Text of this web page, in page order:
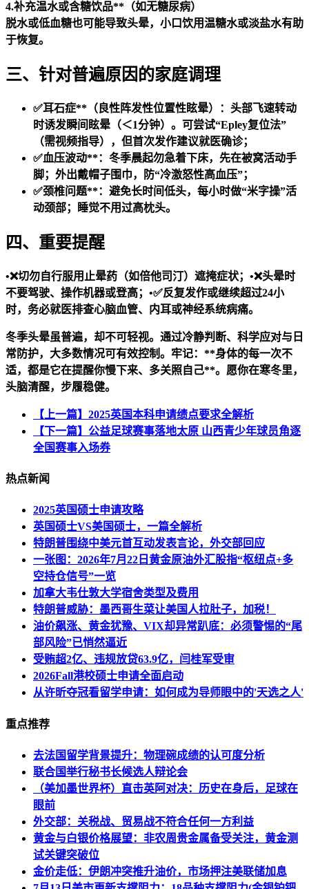
4.补充温水或含糖饮品**（如无糖尿病）
脱水或低血糖也可能导致头晕，小口饮用温糖水或淡盐水有助
于恢复。
三、针对普遍原因的家庭调理
✅耳石症**（良性阵发性位置性眩晕）：头部飞速转动
时诱发瞬间眩晕（＜1分钟）。可尝试“Epley复位法”
（需视频指导），但首次发作建议就医确诊；
✅血压波动**：冬季晨起勿急着下床，先在被窝活动手
脚；外出戴帽子围巾，防“冷激怒性高血压”；
✅颈椎问题**：避免长时间低头，每小时做“米字操”活
动颈部；睡觉不用过高枕头。
四、重要提醒
•❌切勿自行服用止晕药（如倍他司汀）遮掩症状；•❌头晕时
不要驾驶、操作机器或登高；•✅反复发作或继续超过24小
时，务必就医排查心脑血管、内耳或神经系统病痛。
冬季头晕虽普遍，却不可轻视。通过冷静判断、科学应对与日
常防护，大多数情况可有效控制。牢记：**身体的每一次不
适，都是它在提醒你慢下来、多关照自己**。愿你在寒冬里，
头脑清醒，步履稳健。
【上一篇】2025英国本科申请绩点要求全解析
【下一篇】公益足球赛事落地太原 山西青少年球员角逐
全国赛事入场券
热点新闻
2025英国硕士申请攻略
英国硕士VS美国硕士，一篇全解析
特朗普围绕中美元首互动发表言论，外交部回应
一张图：2026年7月22日黄金原油外汇股指“枢纽点+多
空持仓信号”一览
加拿大韦仕敦大学宿舍类型及费用
特朗普威胁：墨西哥生菜让美国人拉肚子，加税！
油价飙涨、黄金犹豫、VIX却异常趴底：必须警惕的“尾
部风险”已悄然逼近
受贿超2亿、违规放贷63.9亿，闫桂军受审
2026Fall港校硕士申请全面启动
从许昕夺冠看留学申请：如何成为导师眼中的'天选之人'
重点推荐
去法国留学背景提升：物理碗成绩的认可度分析
联合国举行秘书长候选人辩论会
（美加墨世界杯）直击英阿对决：历史在身后，足球在
眼前
外交部：关税战、贸易战不符合任何一方利益
黄金与白银价格展望：非农周贵金属备受关注，黄金测
试关键突破位
金价走低：伊朗冲突推升油价，市场押注美联储加息